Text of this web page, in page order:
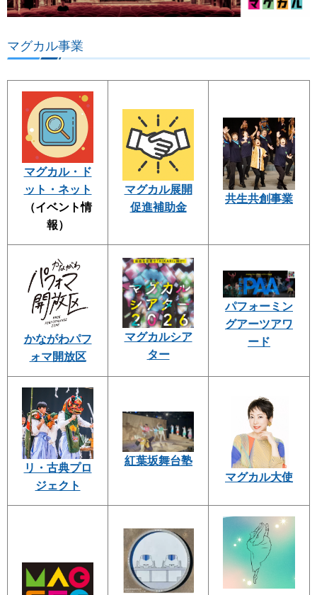
マグカル事業
マグカル・ド
ット・ネット
（イベント情
報）
マグカル展開
促進補助金
共生共創事業
かながわパフ
ォマ開放区
マグカルシア
ター
パフォーミン
グアーツアワ
ード
リ・古典プロ
ジェクト
紅葉坂舞台塾
マグカル大使